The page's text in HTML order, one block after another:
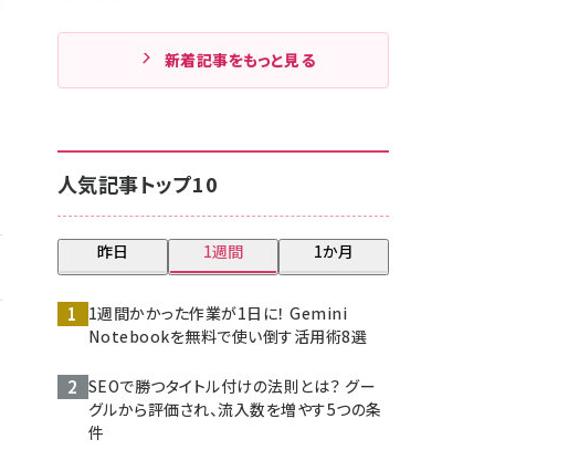
新着記事をもっと見る
人気記事トップ10
昨日 1週間 1か月
1週間かかった作業が1日に！ Gemini
Notebookを無料で使い倒す活用術8選
SEOで勝つタイトル付けの法則とは？ グー
グルから評価され、流入数を増やす5つの条
件